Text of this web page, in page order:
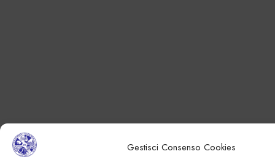
Gestisci Consenso Cookies